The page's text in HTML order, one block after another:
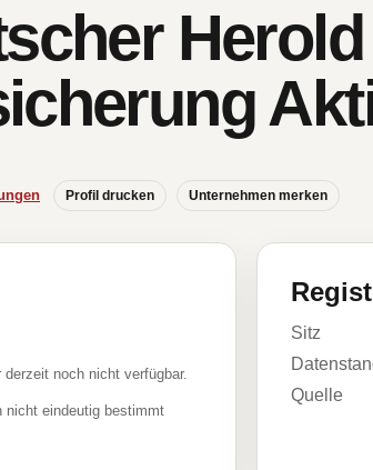
Herold
Profil drucken Unternehmen merken
noch nicht verfügbar.
nicht eindeutig bestimmt
Sitz
Quelle